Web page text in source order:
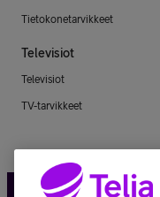
Tietokonetarvikkeet
Televisiot
Televisiot
TV-tarvikkeet